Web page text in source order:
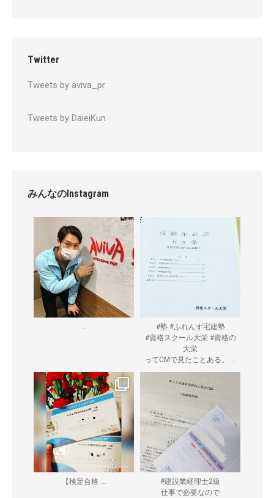
Twitter
Tweets by aviva_pr
Tweets by DaieiKun
みんなのInstagram
...
#塾 #ふれんず宅建塾
#資格スクール大栄 #資格の
大栄
ってCMで見たことある。
...
【検定合格 ...
#建設業経理士2級
仕事で必要なので